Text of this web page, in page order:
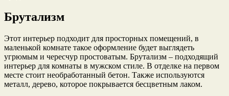
Брутализм
Этот интерьер подходит для просторных помещений, в
маленькой комнате такое оформление будет выглядеть
угрюмым и чересчур простоватым. Брутализм – подходящий
интерьер для комнаты в мужском стиле. В отделке на первом
месте стоит необработанный бетон. Также используются
металл, дерево, которое покрывается бесцветным лаком.